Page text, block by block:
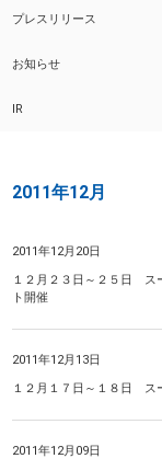
プレスリリース
お知らせ
IR
2011年12月
2011年12月20日
１２月２３日～２５日
ト開催
2011年12月13日
１２月１７日～１８日 ス
2011年12月09日